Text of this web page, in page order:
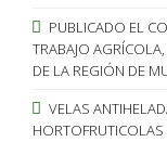
PUBLICADO EL
TRABAJO
DE LA REGIÓN DE
VELAS
HORTOFRUTICOLAS